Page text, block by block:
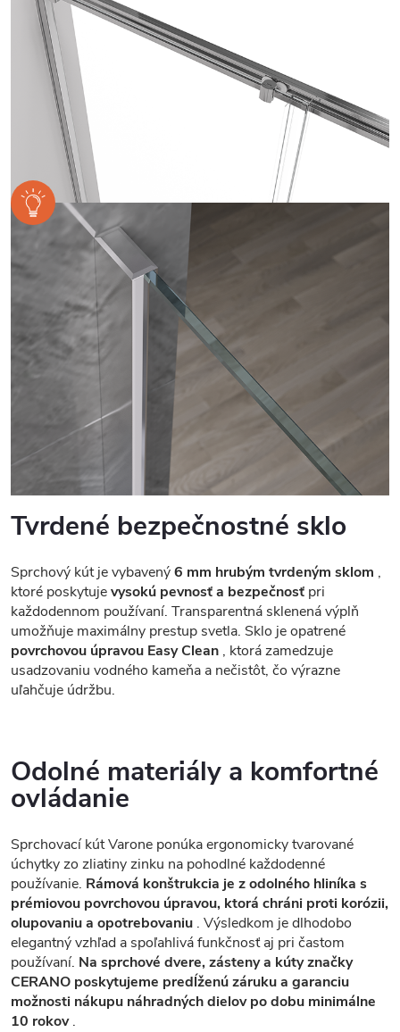
Tvrdené bezpečnostné sklo
Sprchový kút je vybavený6 mm hrubým tvrdeným sklom ,
ktoré poskytujevysokú pevnosť a bezpečnosť pri
každodennom používaní. Transparentná sklenená výplň
umožňuje maximálny prestup svetla. Sklo je opatrené
povrchovou úpravou Easy Clean , ktorá zamedzuje
usadzovaniu vodného kameňa a nečistôt, čo výrazne
uľahčuje údržbu.
Odolné materiály a komfortné
ovládanie
Sprchovací kút Varone ponúka ergonomicky tvarované
úchytky zo zliatiny zinku na pohodlné každodenné
používanie. Rámová konštrukcia je z odolného hliníka s
prémiovou povrchovou úpravou, ktorá chráni proti korózii,
olupovaniu a opotrebovaniu . Výsledkom je dlhodobo
elegantný vzhľad a spoľahlivá funkčnosť aj pri častom
používaní. Na sprchové dvere, zásteny a kúty značky
CERANO poskytujeme predĺženú záruku a garanciu
možnosti nákupu náhradných dielov po dobu minimálne
10 rokov.